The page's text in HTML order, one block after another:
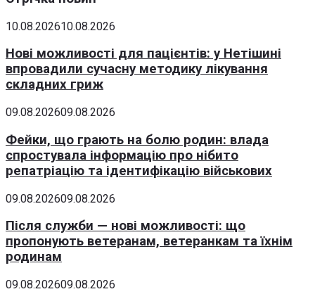
10.08.202610.08.2026
Нові можливості для пацієнтів: у Нетішині
впровадили сучасну методику лікування
складних гриж
09.08.202609.08.2026
Фейки, що грають на болю родин: влада
спростувала інформацію про нібито
репатріацію та ідентифікацію військових
09.08.202609.08.2026
Після служби — нові можливості: що
пропонують ветеранам, ветеранкам та їхнім
родинам
09.08.202609.08.2026